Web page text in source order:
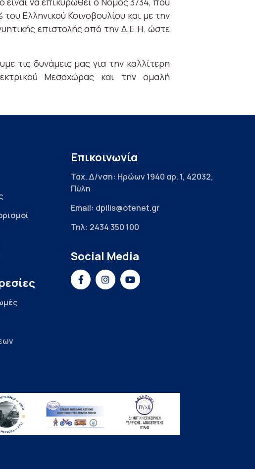
Ελληνικού Κοινοβουλίου και με την
επιστολής από την Δ.Ε.Η. ώστε
τις δυνάμεις μας για την καλλίτερη
Μεσοχώρας και την ομαλή
Επικοινωνία
Ταχ. Δ/νση: Ηρώων 1940 αρ. 1, 42032,
Πύλη
Email: dpilis@otenet.gr
Τηλ: 2434 350 100
Social Media